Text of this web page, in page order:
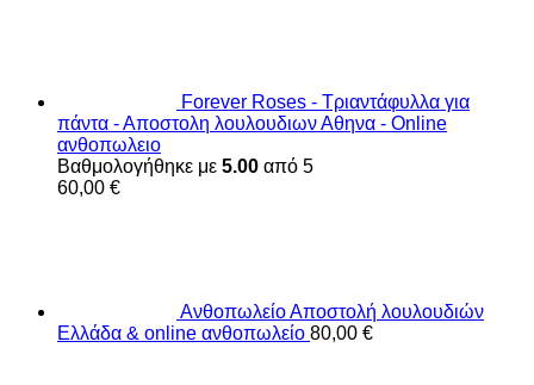
Forever Roses - Τριαντάφυλλα για
πάντα - Αποστολη λουλουδιων Αθηνα - Online
ανθοπωλειο
Βαθμολογήθηκε με 5.00 από 5
60,00 €
Ανθοπωλείο Αποστολή λουλουδιών
Ελλάδα & online ανθοπωλείο 80,00 €